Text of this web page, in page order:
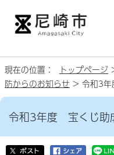
現在の位置： トップページ
防からのお知らせ > 令和3年
令和3年度 宝くじ助